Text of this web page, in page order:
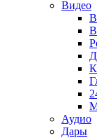
Видео
Аудио
Дары